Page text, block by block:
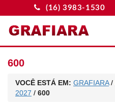
(16) 3983-1530
600
VOCÊ ESTÁ EM: GRAFIARA/
2027 / 600